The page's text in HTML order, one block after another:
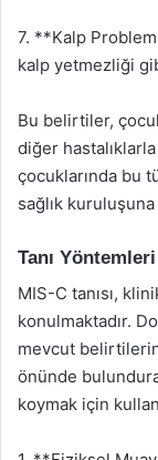
7. **Kalp
kalp yetmezliği
Bu belirtiler,
diğer
çocuklarında bu
sağlık
Tanı Yöntemleri
MIS-C tanısı,
konulmaktadır.
mevcut
önünde
koymak için